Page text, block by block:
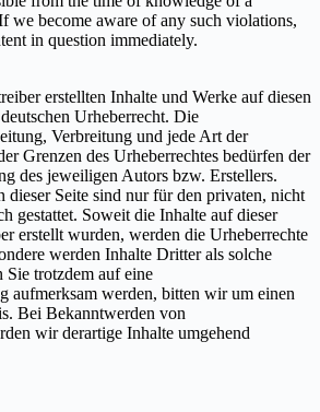
we become aware of any such violations,
in question immediately.
erstellten Inhalte und Werke auf diesen
Urheberrecht. Die
Verbreitung und jede Art der
Grenzen des Urheberrechtes bedürfen der
des jeweiligen Autors bzw. Erstellers.
Seite sind nur für den privaten, nicht
gestattet. Soweit die Inhalte auf dieser
erstellt wurden, werden die Urheberrechte
werden Inhalte Dritter als solche
Sie trotzdem auf eine
aufmerksam werden, bitten wir um einen
Bei Bekanntwerden von
wir derartige Inhalte umgehend